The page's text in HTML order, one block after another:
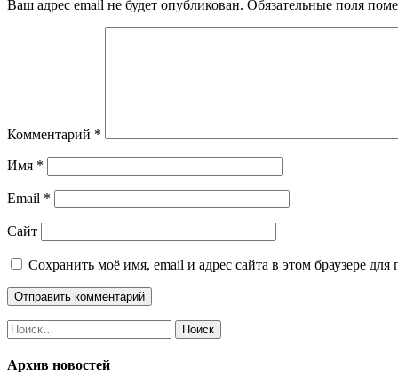
Ваш адрес email не будет опубликован. Обязательные поля
Комментарий *
Имя *
Email *
Сайт
Сохранить моё имя, email и адрес сайта в этом браузере
Найти:
Архив новостей